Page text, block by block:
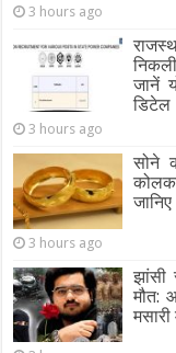
3 hours ago
जानें
डिटेल
3 hours ago
सोने
3 hours ago
मौत: